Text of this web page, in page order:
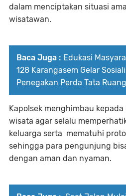
dalam menciptakan situasi
wisatawan.
Baca Juga : Edukasi
128 Karangasem Gelar
Penegakan Perda Tata Ruang
Kapolsek menghimbau
wisata agar selalu
keluarga serta mematuhi
sehingga para pengunjung
dengan aman dan nyaman.